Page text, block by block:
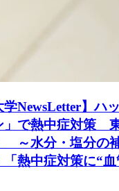
学NewsLetter】ハ
」で熱中症対策
～水分・塩分の
「熱中症対策に“